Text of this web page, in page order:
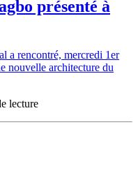
présenté à
a rencontré, mercredi 1er
nouvelle architecture du
lecture